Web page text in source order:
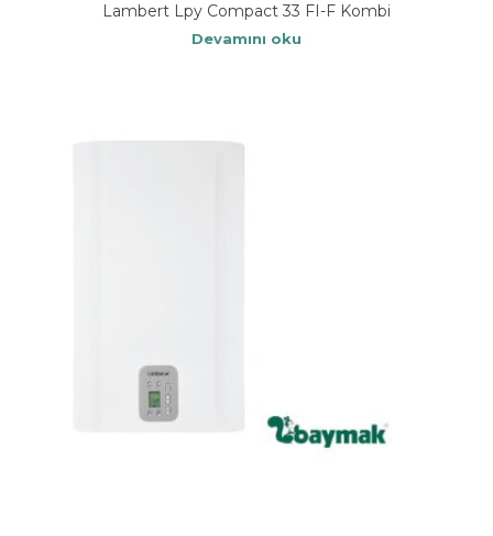
Lambert Lpy Compact 33 FI-F Kombi
Devamını oku